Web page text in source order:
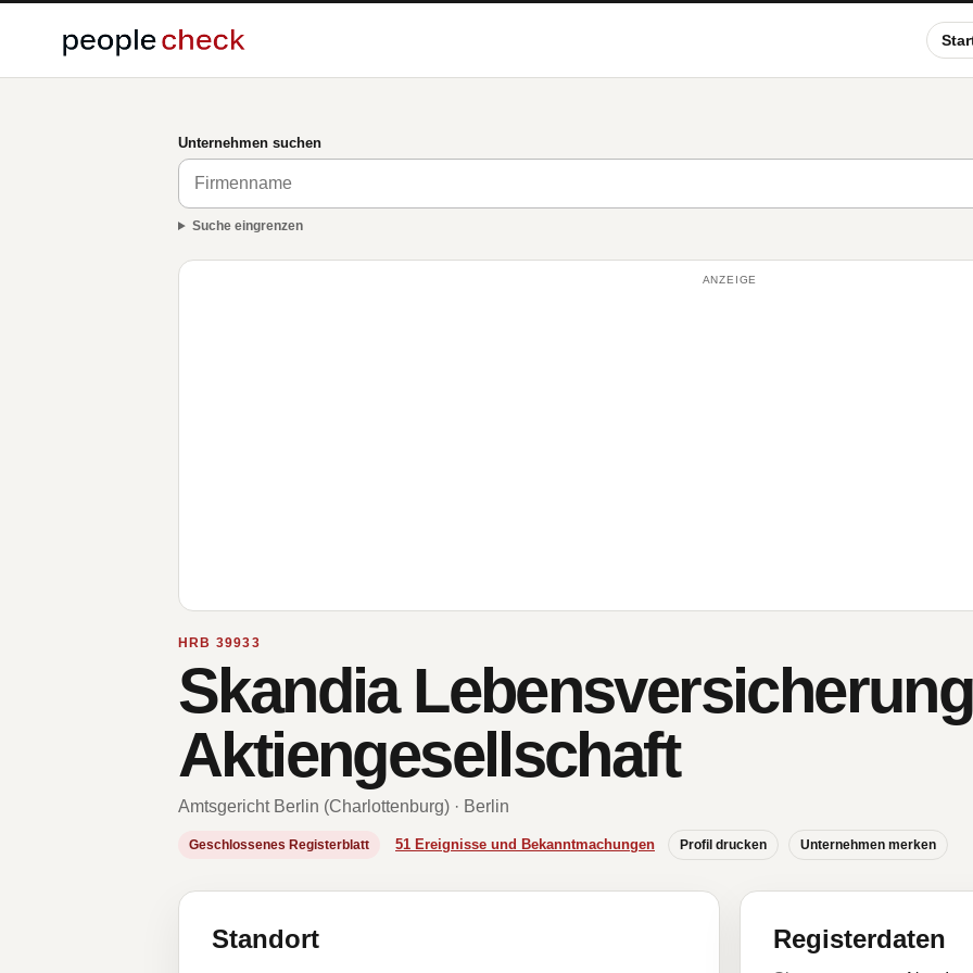
Unternehmen suchen
Suche eingrenzen
ANZEIGE
HRB 39933
Skandia Lebensversicherung
Aktiengesellschaft
Amtsgericht Berlin (Charlottenburg) · Berlin
Geschlossenes Registerblatt 51 Ereignisse und Bekanntmachungen Profil drucken Unternehmen merken
Standort Registerdaten